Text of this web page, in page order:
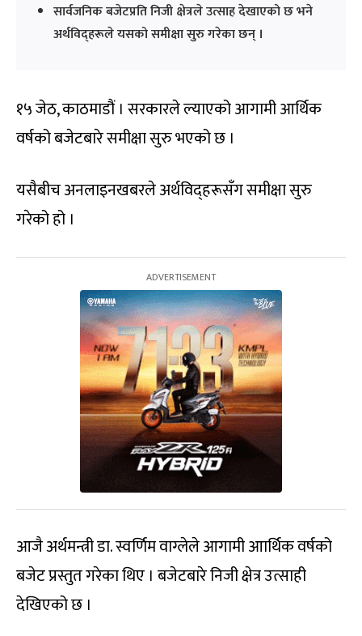
सार्वजनिक बजेटप्रति निजी क्षेत्रले उत्साह देखाएको छ भने
अर्थविद्हरूले यसको समीक्षा सुरु गरेका छन् ।
१५ जेठ, काठमाडौं । सरकारले ल्याएको आगामी आर्थिक
वर्षको बजेटबारे समीक्षा सुरु भएको छ ।
यसैबीच अनलाइनखबरले अर्थविद्हरूसँग समीक्षा सुरु
गरेको हो ।
आजै अर्थमन्त्री डा. स्वर्णिम वाग्लेले आगामी आार्थिक वर्षको
बजेट प्रस्तुत गरेका थिए । बजेटबारे निजी क्षेत्र उत्साही
देखिएको छ ।